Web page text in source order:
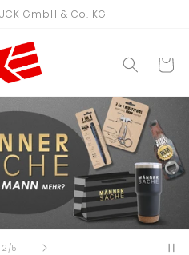
GmbH & Co. KG
2 /von
5